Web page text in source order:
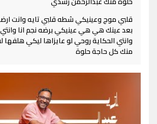
قلبي موج وعينيكي شطه قلبي تايه وانت
بعد عينك هي هي عينيكي برضه نجم انا
وانتي الحكاية روحي لو عايزاها ليكي هلفها
منك كل حاجة حلوة